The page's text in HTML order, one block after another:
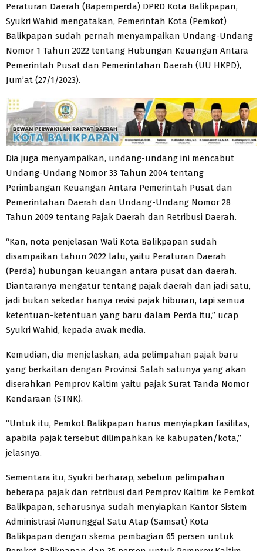
Peraturan Daerah (Bapemperda) DPRD Kota Balikpapan,
Syukri Wahid mengatakan, Pemerintah Kota (Pemkot)
Balikpapan sudah pernah menyampaikan Undang-Undang
Nomor 1 Tahun 2022 tentang Hubungan Keuangan Antara
Pemerintah Pusat dan Pemerintahan Daerah (UU HKPD),
Jum’at (27/1/2023).
Dia juga menyampaikan, undang-undang ini mencabut
Undang-Undang Nomor 33 Tahun 2004 tentang
Perimbangan Keuangan Antara Pemerintah Pusat dan
Pemerintahan Daerah dan Undang-Undang Nomor 28
Tahun 2009 tentang Pajak Daerah dan Retribusi Daerah.
“Kan, nota penjelasan Wali Kota Balikpapan sudah
disampaikan tahun 2022 lalu, yaitu Peraturan Daerah
(Perda) hubungan keuangan antara pusat dan daerah.
Diantaranya mengatur tentang pajak daerah dan jadi satu,
jadi bukan sekedar hanya revisi pajak hiburan, tapi semua
ketentuan-ketentuan yang baru dalam Perda itu,” ucap
Syukri Wahid, kepada awak media.
Kemudian, dia menjelaskan, ada pelimpahan pajak baru
yang berkaitan dengan Provinsi. Salah satunya yang akan
diserahkan Pemprov Kaltim yaitu pajak Surat Tanda Nomor
Kendaraan (STNK).
“Untuk itu, Pemkot Balikpapan harus menyiapkan fasilitas,
apabila pajak tersebut dilimpahkan ke kabupaten/kota,”
jelasnya.
Sementara itu, Syukri berharap, sebelum pelimpahan
beberapa pajak dan retribusi dari Pemprov Kaltim ke Pemkot
Balikpapan, seharusnya sudah menyiapkan Kantor Sistem
Administrasi Manunggal Satu Atap (Samsat) Kota
Balikpapan dengan skema pembagian 65 persen untuk